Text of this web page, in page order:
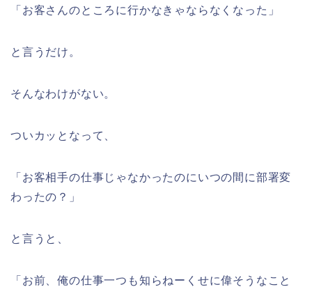
「お客さんのところに行かなきゃならなくなった」
と言うだけ。
そんなわけがない。
ついカッとなって、
「お客相手の仕事じゃなかったのにいつの間に部署変
わったの？」
と言うと、
「お前、俺の仕事一つも知らねーくせに偉そうなこと